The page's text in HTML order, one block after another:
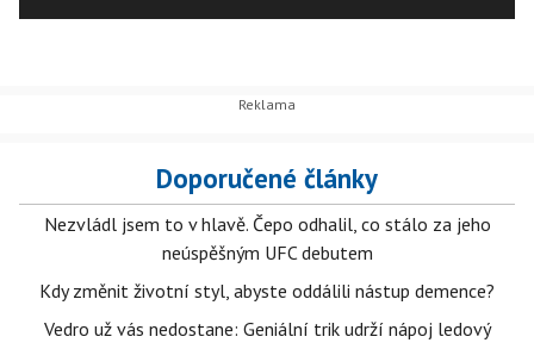
Doporučené články
Nezvládl jsem to v hlavě. Čepo odhalil, co stálo za jeho
neúspěšným UFC debutem
Kdy změnit životní styl, abyste oddálili nástup demence?
Vedro už vás nedostane: Geniální trik udrží nápoj ledový